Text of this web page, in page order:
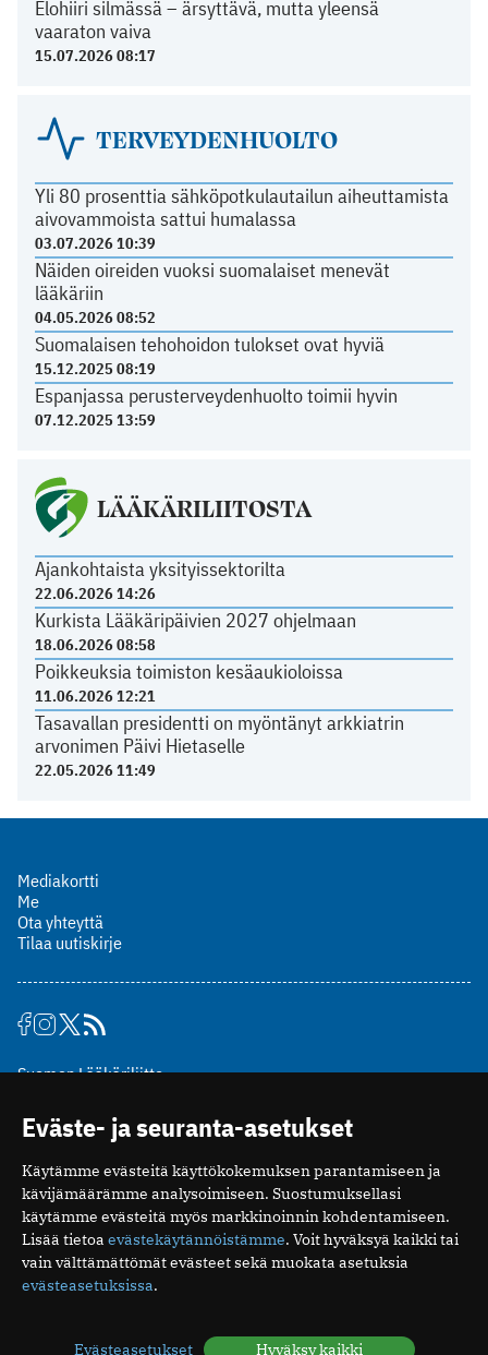
Elohiiri silmässä – ärsyttävä, mutta yleensä
vaaraton vaiva
15.07.2026 08:17
TERVEYDENHUOLTO
Yli 80 prosenttia sähköpotkulautailun aiheuttamista
aivovammoista sattui humalassa
03.07.2026 10:39
Näiden oireiden vuoksi suomalaiset menevät
lääkäriin
04.05.2026 08:52
Suomalaisen tehohoidon tulokset ovat hyviä
15.12.2025 08:19
Espanjassa perusterveydenhuolto toimii hyvin
07.12.2025 13:59
LÄÄKÄRILIITOSTA
Ajankohtaista yksityissektorilta
22.06.2026 14:26
Kurkista Lääkäripäivien 2027 ohjelmaan
18.06.2026 08:58
Poikkeuksia toimiston kesäaukioloissa
11.06.2026 12:21
Tasavallan presidentti on myöntänyt arkkiatrin
arvonimen Päivi Hietaselle
22.05.2026 11:49
Mediakortti
Me
Ota yhteyttä
Tilaa uutiskirje
Suomen Lääkäriliitto
00510 Helsinki
puh. (09) 393 091
toimitus@potilaanlaakarilehti.fi
ISSN 2323-9476
Eväste- ja seuranta-asetukset
Käytämme evästeitä käyttökokemuksen parantamiseen ja
kävijämäärämme analysoimiseen. Suostumuksellasi
käytämme evästeitä myös markkinoinnin kohdentamiseen.
Lisää tietoa evästekäytännöistämme. Voit hyväksyä kaikki tai
vain välttämättömät evästeet sekä muokata asetuksia
evästeasetuksissa.
Evästeasetukset Hyväksy kaikki